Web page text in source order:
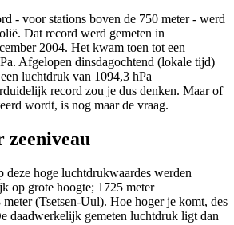
- voor stations boven de 750 meter - werd
Dat record werd gemeten in
2004. Het kwam toen tot een
Afgelopen dinsdagochtend (lokale tijd)
luchtdruk van 1094,3 hPa
record zou je dus denken. Maar of
wordt, is nog maar de vraag.
deze hoge luchtdrukwaardes werden
op grote hoogte; 1725 meter
(Tsetsen-Uul). Hoe hoger je komt, des
daadwerkelijk gemeten luchtdruk ligt dan